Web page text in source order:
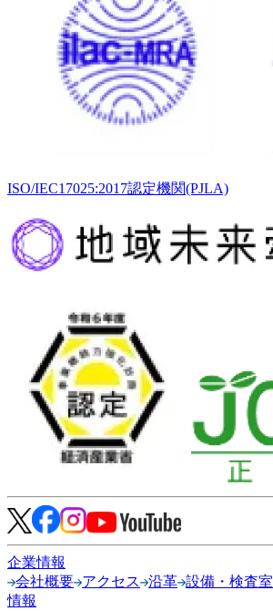
ISO/IEC17025:2017認定機関(PJLA)
企業情報
会社概要 アクセス 沿革 設備・検査室
情報